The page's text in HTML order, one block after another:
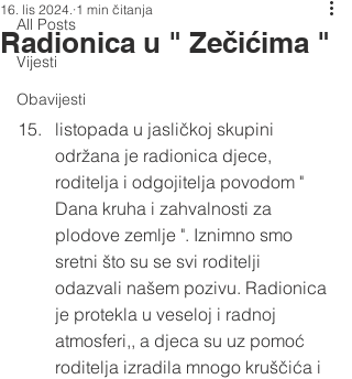
All Posts
Vijesti
Obavijesti
Radionica u " Zečićima "
16. lis 2024. 1 min čitanja
listopada u jasličkoj skupini
održana je radionica djece,
roditelja i odgojitelja povodom "
Dana kruha i zahvalnosti za
plodove zemlje ". Iznimno smo
sretni što su se svi roditelji
odazvali našem pozivu. Radionica
je protekla u veseloj i radnoj
atmosferi,, a djeca su uz pomoć
roditelja izradila mnogo kruščića i